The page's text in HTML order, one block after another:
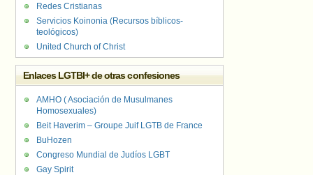
Redes Cristianas
Servicios Koinonia (Recursos bíblicos-
teológicos)
United Church of Christ
Enlaces LGTBI+ de otras confesiones
AMHO ( Asociación de Musulmanes
Homosexuales)
Beit Haverim – Groupe Juif LGTB de France
BuHozen
Congreso Mundial de Judíos LGBT
Gay Spirit